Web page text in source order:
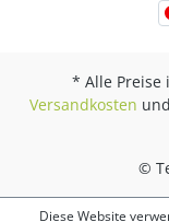
* Alle Preise
Versandkosten
©
Diese Website